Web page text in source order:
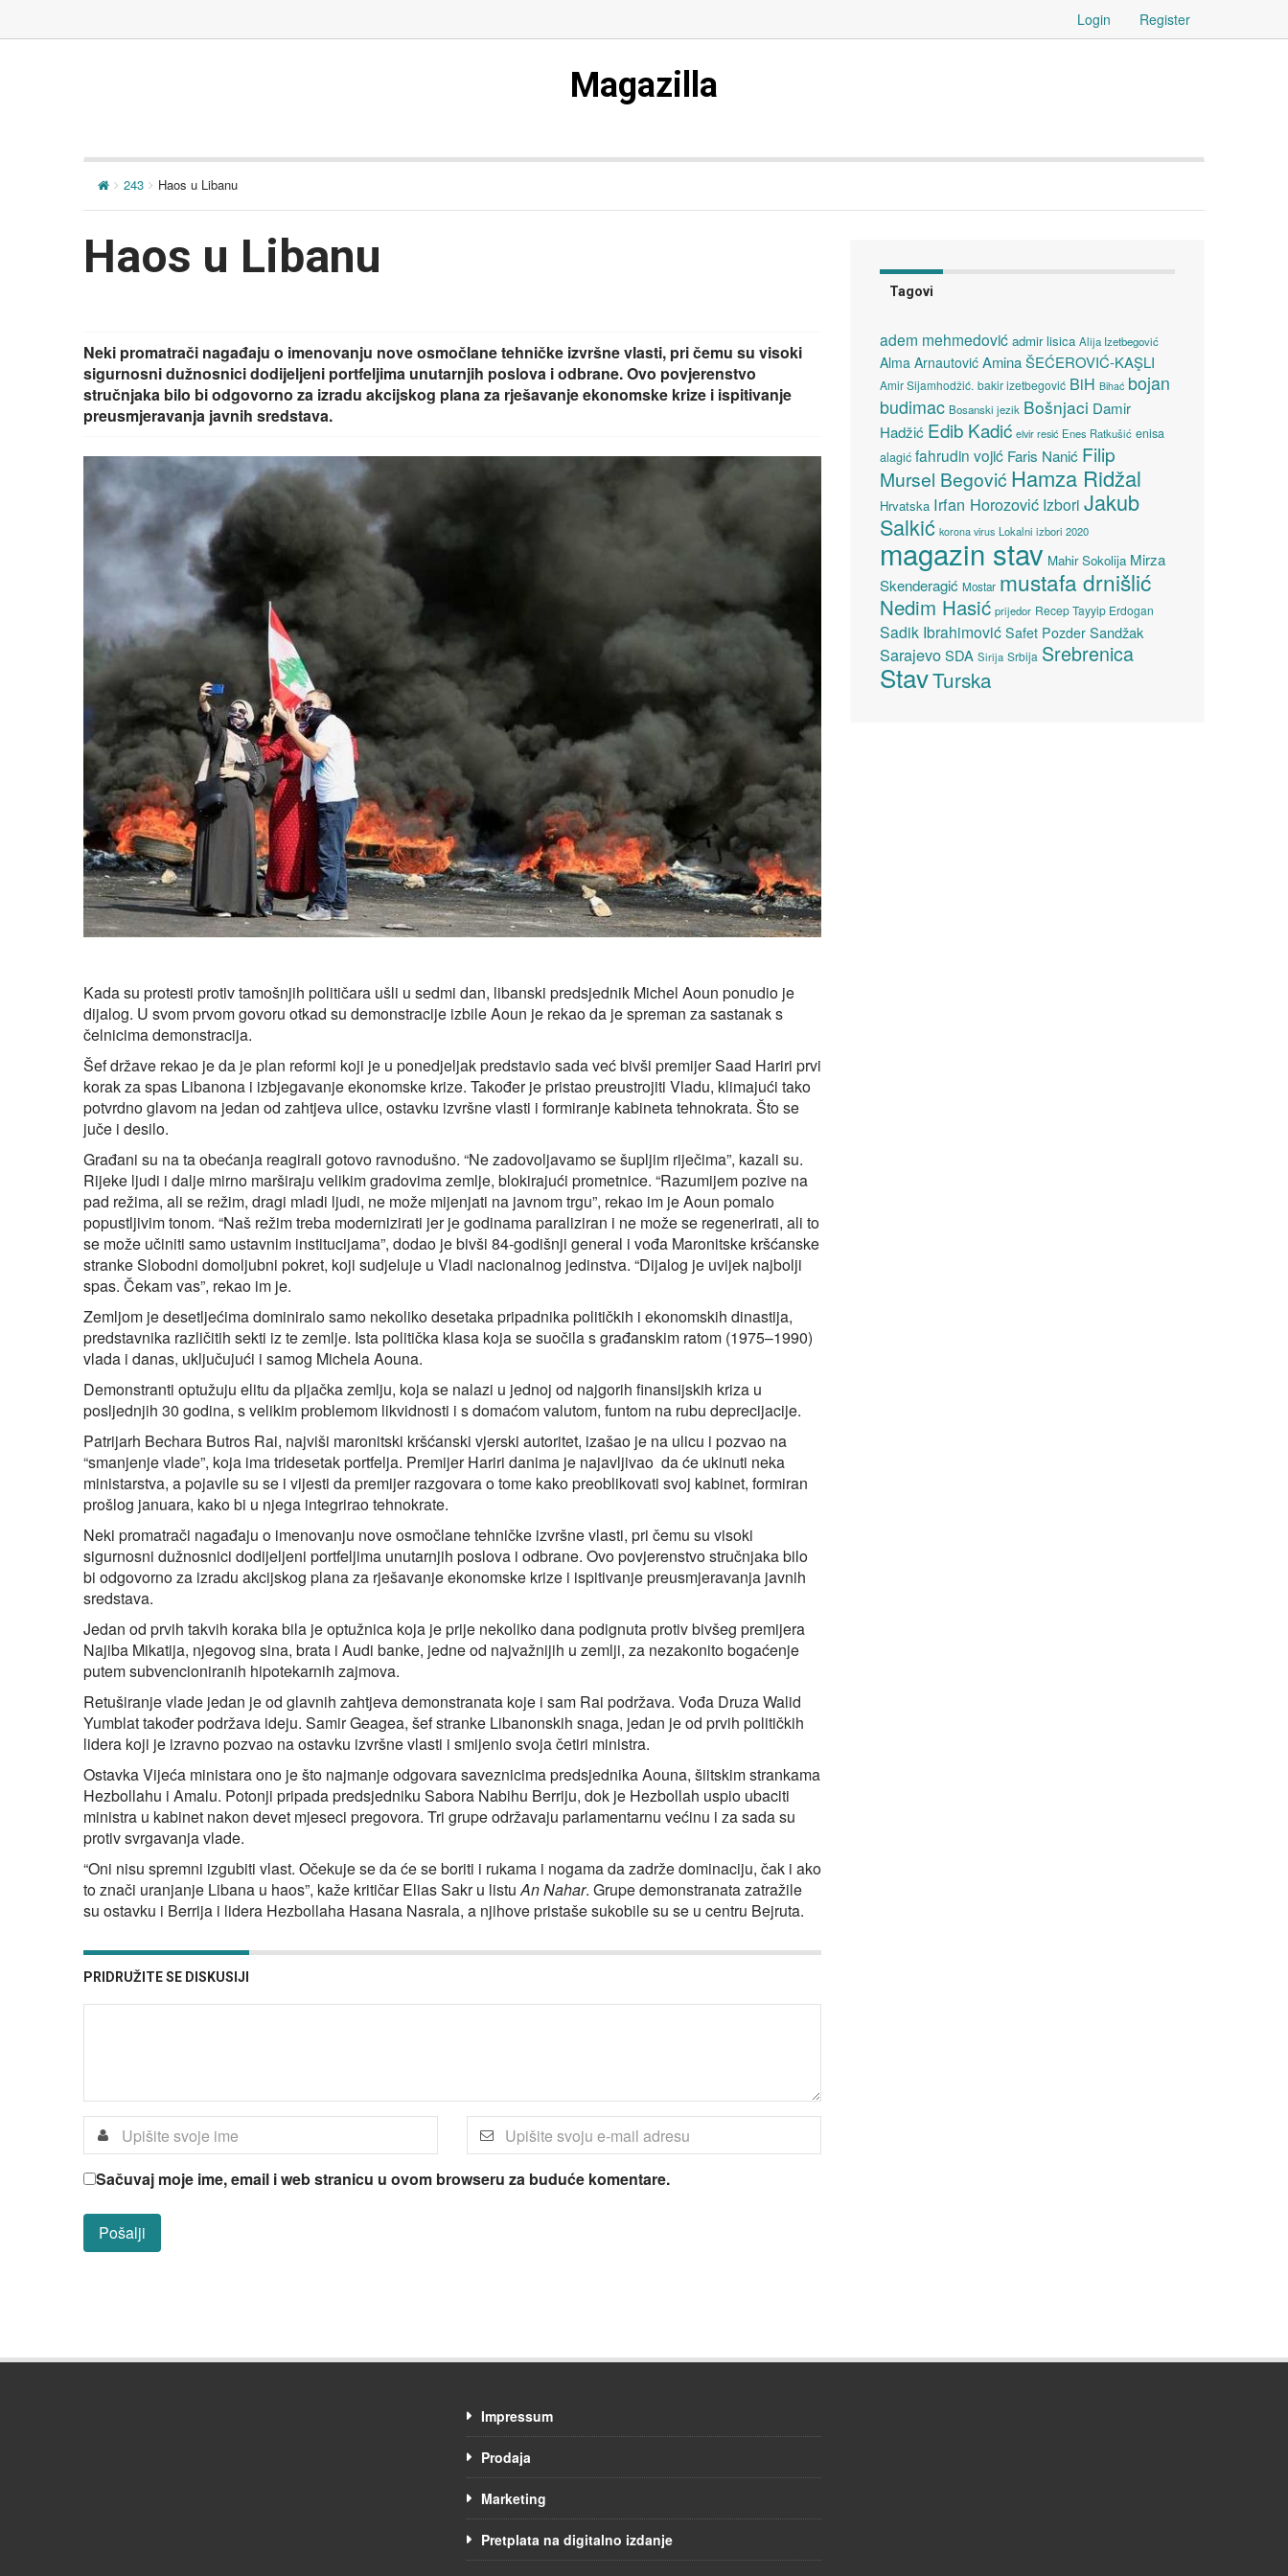
Login Register
Magazilla
243 Haos u Libanu
Haos u Libanu
Neki promatrači nagađaju o imenovanju nove osmočlane tehničke izvršne vlasti, pri čemu su visoki
sigurnosni dužnosnici dodijeljeni portfeljima unutarnjih poslova i odbrane. Ovo povjerenstvo
stručnjaka bilo bi odgovorno za izradu akcijskog plana za rješavanje ekonomske krize i ispitivanje
preusmjeravanja javnih sredstava.
Kada su protesti protiv tamošnjih političara ušli u sedmi dan, libanski predsjednik Michel Aoun ponudio je
dijalog. U svom prvom govoru otkad su demonstracije izbile Aoun je rekao da je spreman za sastanak s
čelnicima demonstracija.
Šef države rekao je da je plan reformi koji je u ponedjeljak predstavio sada već bivši premijer Saad Hariri prvi
korak za spas Libanona i izbjegavanje ekonomske krize. Također je pristao preustrojiti Vladu, klimajući tako
potvrdno glavom na jedan od zahtjeva ulice, ostavku izvršne vlasti i formiranje kabineta tehnokrata. Što se
juče i desilo.
Građani su na ta obećanja reagirali gotovo ravnodušno. “Ne zadovoljavamo se šupljim riječima”, kazali su.
Rijeke ljudi i dalje mirno marširaju velikim gradovima zemlje, blokirajući prometnice. “Razumijem pozive na
pad režima, ali se režim, dragi mladi ljudi, ne može mijenjati na javnom trgu”, rekao im je Aoun pomalo
popustljivim tonom. “Naš režim treba modernizirati jer je godinama paraliziran i ne može se regenerirati, ali to
se može učiniti samo ustavnim institucijama”, dodao je bivši 84-godišnji general i vođa Maronitske kršćanske
stranke Slobodni domoljubni pokret, koji sudjeluje u Vladi nacionalnog jedinstva. “Dijalog je uvijek najbolji
spas. Čekam vas”, rekao im je.
Zemljom je desetljećima dominiralo samo nekoliko desetaka pripadnika političkih i ekonomskih dinastija,
predstavnika različitih sekti iz te zemlje. Ista politička klasa koja se suočila s građanskim ratom (1975–1990)
vlada i danas, uključujući i samog Michela Aouna.
Demonstranti optužuju elitu da pljačka zemlju, koja se nalazi u jednoj od najgorih finansijskih kriza u
posljednjih 30 godina, s velikim problemom likvidnosti i s domaćom valutom, funtom na rubu deprecijacije.
Patrijarh Bechara Butros Rai, najviši maronitski kršćanski vjerski autoritet, izašao je na ulicu i pozvao na
“smanjenje vlade”, koja ima tridesetak portfelja. Premijer Hariri danima je najavljivao da će ukinuti neka
ministarstva, a pojavile su se i vijesti da premijer razgovara o tome kako preoblikovati svoj kabinet, formiran
prošlog januara, kako bi u njega integrirao tehnokrate.
Neki promatrači nagađaju o imenovanju nove osmočlane tehničke izvršne vlasti, pri čemu su visoki
sigurnosni dužnosnici dodijeljeni portfeljima unutarnjih poslova i odbrane. Ovo povjerenstvo stručnjaka bilo
bi odgovorno za izradu akcijskog plana za rješavanje ekonomske krize i ispitivanje preusmjeravanja javnih
sredstava.
Jedan od prvih takvih koraka bila je optužnica koja je prije nekoliko dana podignuta protiv bivšeg premijera
Najiba Mikatija, njegovog sina, brata i Audi banke, jedne od najvažnijih u zemlji, za nezakonito bogaćenje
putem subvencioniranih hipotekarnih zajmova.
Retuširanje vlade jedan je od glavnih zahtjeva demonstranata koje i sam Rai podržava. Vođa Druza Walid
Yumblat također podržava ideju. Samir Geagea, šef stranke Libanonskih snaga, jedan je od prvih političkih
lidera koji je izravno pozvao na ostavku izvršne vlasti i smijenio svoja četiri ministra.
Ostavka Vijeća ministara ono je što najmanje odgovara saveznicima predsjednika Aouna, šiitskim strankama
Hezbollahu i Amalu. Potonji pripada predsjedniku Sabora Nabihu Berriju, dok je Hezbollah uspio ubaciti
ministra u kabinet nakon devet mjeseci pregovora. Tri grupe održavaju parlamentarnu većinu i za sada su
protiv svrgavanja vlade.
“Oni nisu spremni izgubiti vlast. Očekuje se da će se boriti i rukama i nogama da zadrže dominaciju, čak i ako
to znači uranjanje Libana u haos”, kaže kritičar Elias Sakr u listuAnNahar. Grupe demonstranata zatražile
su ostavku i Berrija i lidera Hezbollaha Hasana Nasrala, a njihove pristaše sukobile su se u centru Bejruta.
PRIDRUŽITE SE DISKUSIJI
Sačuvaj moje ime, email i web stranicu u ovom browseru za buduće komentare.
Tagovi
adem mehmedović admir lisica Alija Izetbegović
Alma Arnautović Amina ŠEĆEROVIĆ-KAŞLI
Amir Sijamhodžić. bakir izetbegović BiH Bihać bojan
budimac Bosanski jezik Bošnjaci Damir
Hadžić Edib Kadić elvir resić Enes Ratkušić enisa
alagić fahrudin vojić Faris Nanić Filip
Mursel Begović Hamza Ridžal
Hrvatska Irfan Horozović Izbori Jakub
Salkić korona virus Lokalni izbori 2020
magazin stav Mahir Sokolija Mirza
Skenderagić Mostar mustafa drnišlić
Nedim Hasić prijedor Recep Tayyip Erdogan
Sadik Ibrahimović Safet Pozder Sandžak
SarajevoSDA Sirija Srbija Srebrenica
StavTurska
Impressum
Prodaja
Marketing
Pretplata na digitalno izdanje